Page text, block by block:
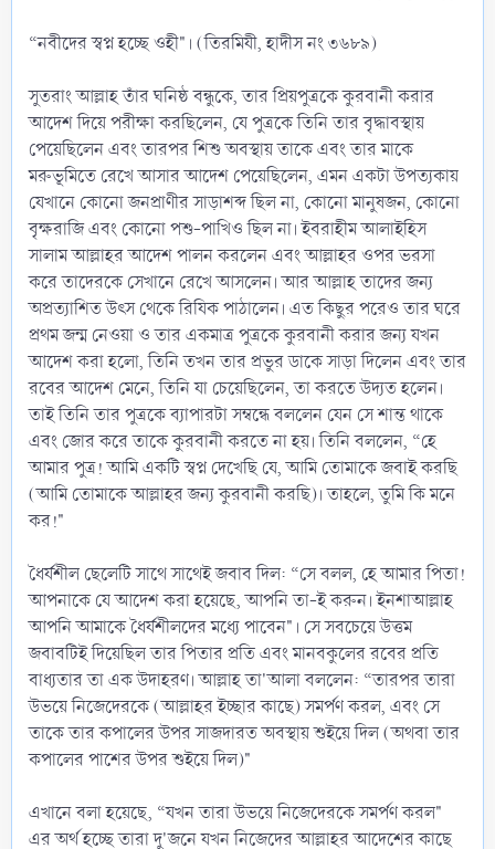
“নবীদের স্বপ্ন হচ্ছে ওহী"। (তিরমিযী, হাদীস নং ৩৬৮৯)
সুতরাং আল্লাহ তাঁর ঘনিষ্ঠ বন্ধুকে, তার প্রিয়পুত্রকে কুরবানী করার
আদেশ দিয়ে পরীক্ষা করছিলেন, যে পুত্রকে তিনি তার বৃদ্ধাবস্থায়
পেয়েছিলেন এবং তারপর শিশু অবস্থায় তাকে এবং তার মাকে
মরুভূমিতে রেখে আসার আদেশ পেয়েছিলেন, এমন একটা উপত্যকায়
যেখানে কোনো জনপ্রাণীর সাড়াশব্দ ছিল না, কোনো মানুষজন, কোনো
বৃক্ষরাজি এবং কোনো পশু-পাখিও ছিল না। ইবরাহীম আলাইহিস
সালাম আল্লাহর আদেশ পালন করলেন এবং আল্লাহর ওপর ভরসা
করে তাদেরকে সেখানে রেখে আসলেন। আর আল্লাহ তাদের জন্য
অপ্রত্যাশিত উৎস থেকে রিযিক পাঠালেন। এত কিছুর পরেও তার ঘরে
প্রথম জন্ম নেওয়া ও তার একমাত্র পুত্রকে কুরবানী করার জন্য যখন
আদেশ করা হলো, তিনি তখন তার প্রভুর ডাকে সাড়া দিলেন এবং তার
রবের আদেশ মেনে, তিনি যা চেয়েছিলেন, তা করতে উদ্যত হলেন।
তাই তিনি তার পুত্রকে ব্যাপারটা সম্বন্ধে বললেন যেন সে শান্ত থাকে
এবং জোর করে তাকে কুরবানী করতে না হয়। তিনি বললেন, “হে
আমার পুত্র! আমি একটি স্বপ্ন দেখেছি যে, আমি তোমাকে জবাই করছি
(আমি তোমাকে আল্লাহর জন্য কুরবানী করছি)। তাহলে, তুমি কি মনে
কর!"
ধৈর্যশীল ছেলেটি সাথে সাথেই জবাব দিল: “সে বলল, হে আমার পিতা!
আপনাকে যে আদেশ করা হয়েছে, আপনি তা-ই করুন। ইনশাআল্লাহ
আপনি আমাকে ধৈর্যশীলদের মধ্যে পাবেন"। সে সবচেয়ে উত্তম
জবাবটিই দিয়েছিল তার পিতার প্রতি এবং মানবকুলের রবের প্রতি
বাধ্যতার তা এক উদাহরণ। আল্লাহ তা'আলা বললেন: “তারপর তারা
উভয়ে নিজেদেরকে (আল্লাহর ইচ্ছার কাছে) সমর্পণ করল, এবং সে
তাকে তার কপালের উপর সাজদারত অবস্থায় শুইয়ে দিল (অথবা তার
কপালের পাশের উপর শুইয়ে দিল)"
এখানে বলা হয়েছে, “যখন তারা উভয়ে নিজেদেরকে সমর্পণ করল"
এর অর্থ হচ্ছে তারা দু'জনে যখন নিজেদের আল্লাহর আদেশের কাছে